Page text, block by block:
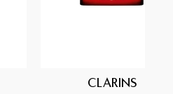
CLARINS